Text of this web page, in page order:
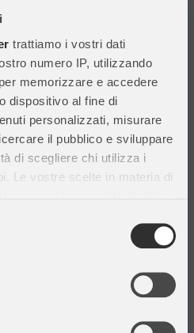
trattiamo i vostri dati
numero IP, utilizzando
memorizzare e accedere
dispositivo al fine di
personalizzati, misurare
il pubblico e sviluppare
di scegliere chi utilizza i
Le vostre scelte in materia di
consenso in qualsiasi
sui cookie o facendo clic
dei clienti.
Clienti
siamo
Policy